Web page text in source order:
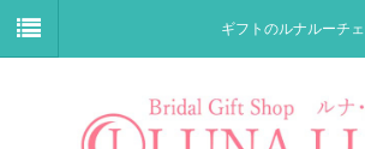
ギフトのルナルーチェ